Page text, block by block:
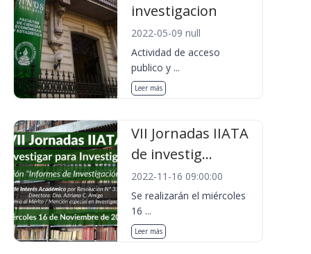
investigacion
2022-05-09 null
Actividad de acceso
publico y ...
Leer más
VII Jornadas IIATA
de investig...
2022-11-16 09:00:00
Se realizarán el miércoles
16 ...
Leer más